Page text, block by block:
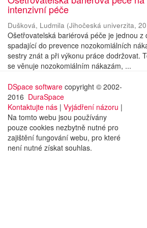
intenzivní péče
Dušková, Ludmila (Jihočeská univerzita,
Ošetřovatelská bariérová péče je jednou z
spadající do prevence nozokomiálních
sestry znát a při výkonu práce dodržovat.
se věnuje nozokomiálním nákazám, ...
DSpace software copyright © 2002-
2016 DuraSpace
Kontaktujte nás | Vyjádření názoru |
Na tomto webu jsou používány
pouze cookies nezbytně nutné pro
zajištění fungování webu, pro které
není nutné získat souhlas.